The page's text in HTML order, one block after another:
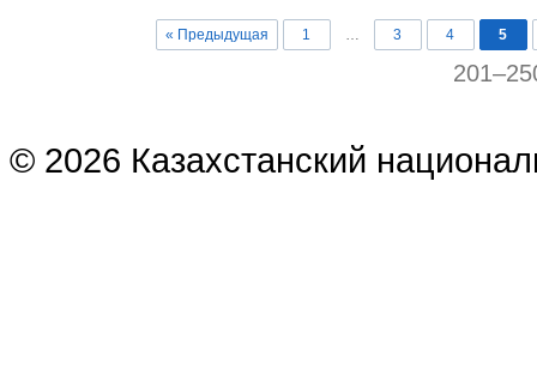
« Предыдущая 1 … 3 4 5
© 2026 Казахстанский